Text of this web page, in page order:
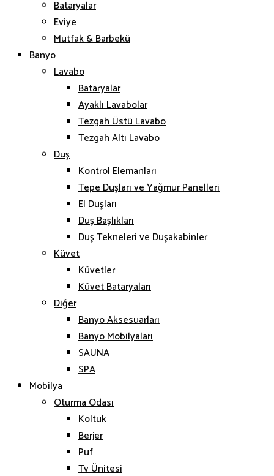
Bataryalar
Eviye
Mutfak & Barbekü
Banyo
Lavabo
Bataryalar
Ayaklı Lavabolar
Tezgah Üstü Lavabo
Tezgah Altı Lavabo
Duş
Kontrol Elemanları
Tepe Duşları ve Yağmur Panelleri
El Duşları
Duş Başlıkları
Duş Tekneleri ve Duşakabinler
Küvet
Küvetler
Küvet Bataryaları
Diğer
Banyo Aksesuarları
Banyo Mobilyaları
SAUNA
SPA
Mobilya
Oturma Odası
Koltuk
Berjer
Puf
Tv Ünitesi